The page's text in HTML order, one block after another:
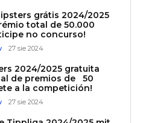
grátis 2024/2025
total de 50.000
no concurso!
27 sie 2024
2024/2025 gratuita
de premios de 50
a la competición!
27 sie 2024